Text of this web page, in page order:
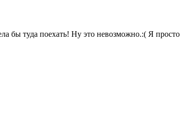
бы туда поехать! Ну это невозможно.:( Я просто